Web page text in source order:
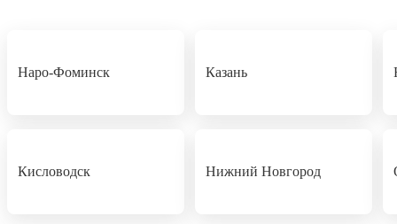
Наро-Фоминск Казань
Кисловодск Нижний Новгород